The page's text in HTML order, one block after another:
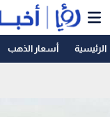
الرئيسية أسعار الذهب